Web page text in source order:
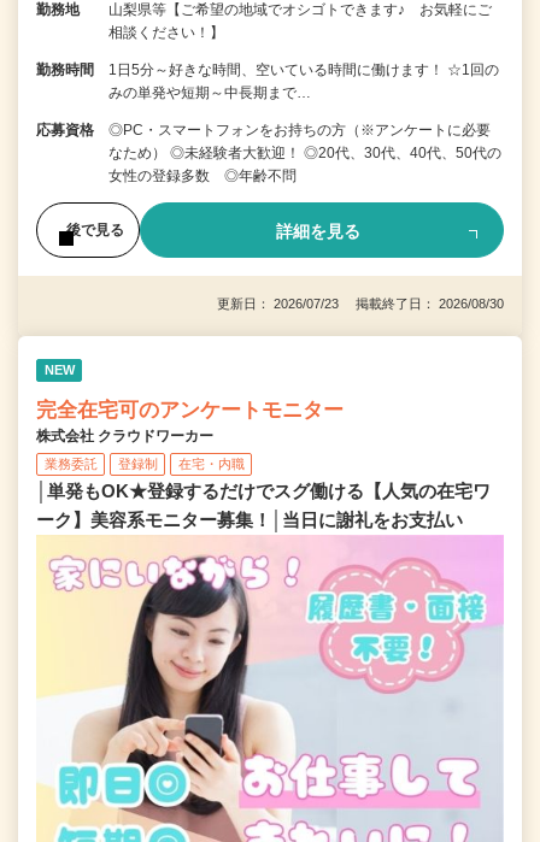
勤務地
山梨県等【ご希望の地域でオシゴトできます♪ お気軽にご
相談ください！】
勤務時間
1日5分～好きな時間、空いている時間に働けます！ ☆1回の
みの単発や短期～中長期まで…
応募資格
◎PC・スマートフォンをお持ちの方（※アンケートに必要
なため） ◎未経験者大歓迎！ ◎20代、30代、40代、50代の
女性の登録多数 ◎年齢不問
後で見る 詳細を見る
更新日： 2026/07/23 掲載終了日： 2026/08/30
NEW
完全在宅可のアンケートモニター
株式会社 クラウドワーカー
業務委託 登録制 在宅・内職
│単発もOK★登録するだけでスグ働ける【人気の在宅ワ
ーク】美容系モニター募集！│当日に謝礼をお支払い